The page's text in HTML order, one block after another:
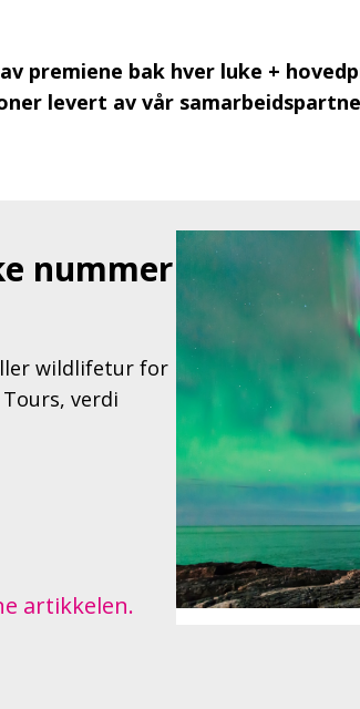
premiene bak hver luke +
levert av vår
nummer
wildlifetur for
verdi
artikkelen.